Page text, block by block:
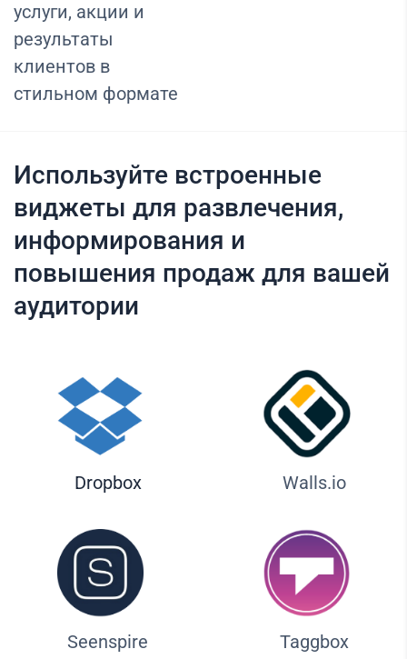
услуги, акции и
результаты
клиентов в
стильном формате
Используйте встроенные
виджеты для развлечения,
информирования и
повышения продаж для вашей
аудитории
Dropbox Walls.io
Seenspire Taggbox